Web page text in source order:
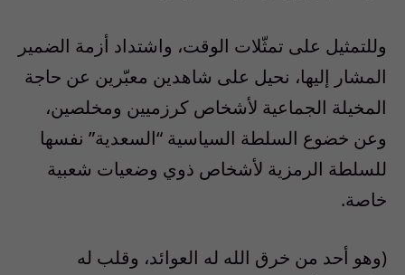
وللتمثيل على تمثّلات الوقت، واشتداد أزمة الضمير
المشار إليها، نحيل على شاهدين معبّرين عن حاجة
المخيلة الجماعية لأشخاص كرزميين ومخلصين،
وعن خضوع السلطة السياسية “السعدية” نفسها
للسلطة الرمزية لأشخاص ذوي وضعيات شعبية
خاصة.
(وهو أحد من خرق الله له العوائد، وقلب له